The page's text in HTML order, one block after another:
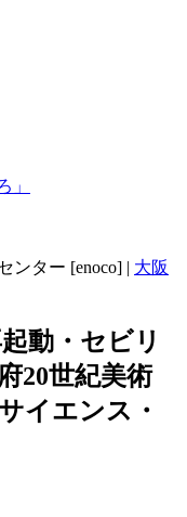
ンター [enoco] | 大阪
動・セビリ
20世紀美術
イエンス・